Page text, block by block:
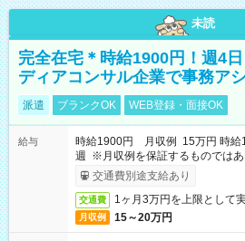
未読
完全在宅＊時給1900円！週4
ディアコンサル企業で事務ア
派遣 ブランクOK WEB登録・面接OK
給与
時給1900円 月収例 15万円 時給
週 ※月収例を保証するものでは
ービス利用可（利用条件有）
交通費別途支給あり
交通費 1ヶ月3万円を上限として
月収例 15～20万円